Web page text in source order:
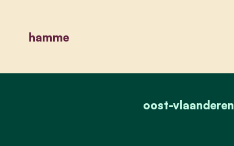
hamme
oost-vlaanderen